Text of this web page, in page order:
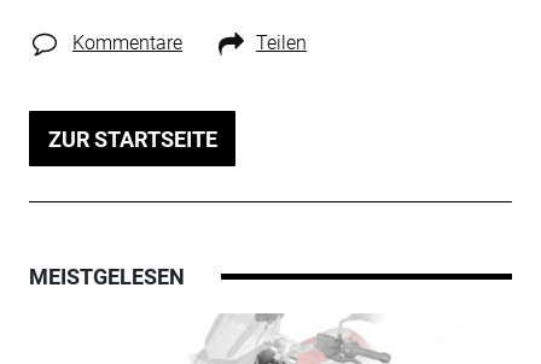
Kommentare Teilen
ZUR STARTSEITE
MEISTGELESEN